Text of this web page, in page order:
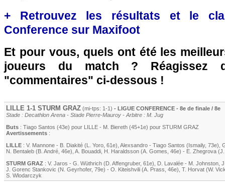
+ Retrouvez les résultats et le
Conference sur Maxifoot
Et pour vous, quels ont été les
joueurs du match ? Réagissez
"commentaires" ci-dessous !
LILLE 1-1 STURM GRAZ (mi-tps: 1-1) - LIGUE CONFERENCE - 8e de finale / 8e
Stade : Decathlon Arena - Stade Pierre-Mauroy - Arbitre : M. Jug
Buts : Tiago Santos (43e) pour LILLE - M. Biereth (45+1e) pour STURM GRAZ
Avertissements :
LILLE : V. Mannone - B. Diakité (L. Yoro , 61e) Alexsandro - Tiago Santos (Ismaily, 73e)
N. Bentaleb (B. André , 46e) A. Bouaddi H. Haraldsson (A. Gomes , 46e) - E. Zhegrova (
STURM GRAZ : V. Jaros - G. Wüthrich (D. Affengruber, 61e) D. Lavalée - M. Johnston
J. Gorenc Stankovic (N. Geyrhofer, 79e) - O. Kiteishvili (A. Prass , 46e) T. Horvat (W.
S. Wlodarczyk